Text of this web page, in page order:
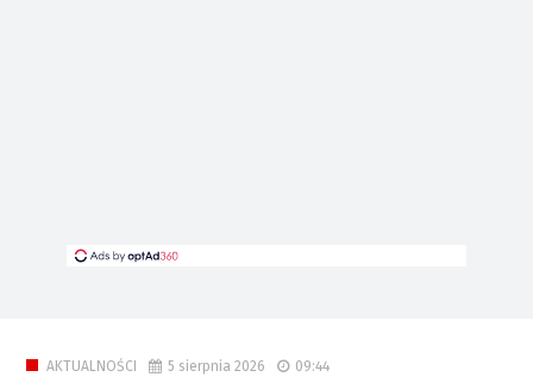
AKTUALNOŚCI 5 sierpnia 2026 09:44